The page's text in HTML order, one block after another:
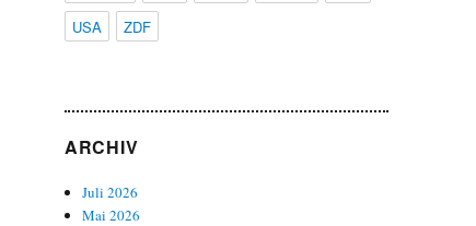
USA
ZDF
ARCHIV
Juli 2026
Mai 2026